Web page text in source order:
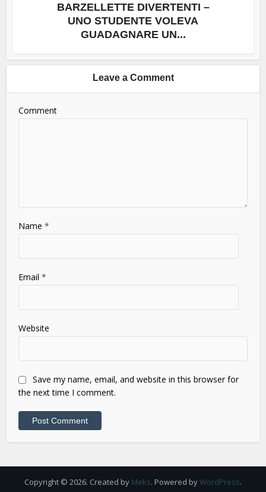
BARZELLETTE DIVERTENTI –
UNO STUDENTE VOLEVA
GUADAGNARE UN...
Leave a Comment
Comment
Name*
Email*
Website
Save my name, email, and website in this browser for
the next time I comment.
Copyright © 2026. Created by Meks. Powered byWordPress.